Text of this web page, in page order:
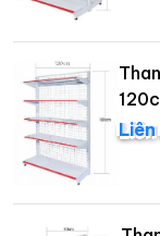
Liên